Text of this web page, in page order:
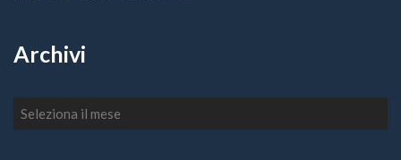
Archivi
Archivi